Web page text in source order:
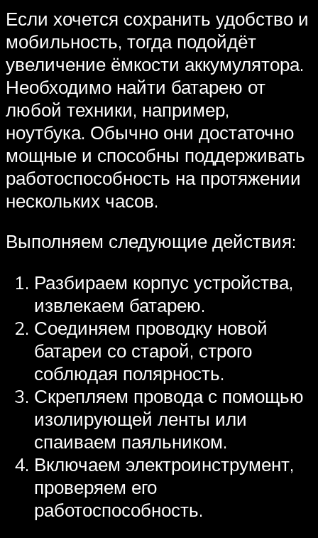
Если хочется сохранить удобство и
мобильность, тогда подойдёт
увеличение ёмкости аккумулятора.
Необходимо найти батарею от
любой техники, например,
ноутбука. Обычно они достаточно
мощные и способны поддерживать
работоспособность на протяжении
нескольких часов.
Выполняем следующие действия:
Разбираем корпус устройства,
извлекаем батарею.
Соединяем проводку новой
батареи со старой, строго
соблюдая полярность.
Скрепляем провода с помощью
изолирующей ленты или
спаиваем паяльником.
Включаем электроинструмент,
проверяем его
работоспособность.